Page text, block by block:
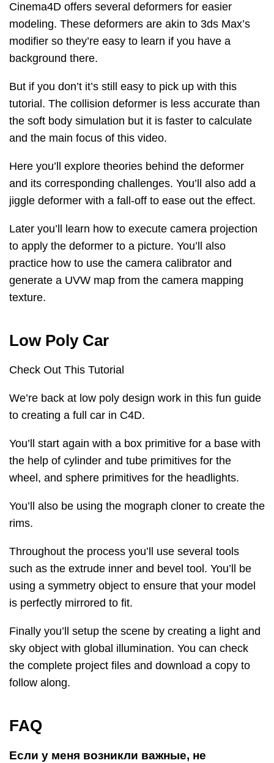
Cinema4D offers several deformers for easier
modeling. These deformers are akin to 3ds Max’s
modifier so they’re easy to learn if you have a
background there.
But if you don’t it’s still easy to pick up with this
tutorial. The collision deformer is less accurate than
the soft body simulation but it is faster to calculate
and the main focus of this video.
Here you’ll explore theories behind the deformer
and its corresponding challenges. You’ll also add a
jiggle deformer with a fall-off to ease out the effect.
Later you’ll learn how to execute camera projection
to apply the deformer to a picture. You’ll also
practice how to use the camera calibrator and
generate a UVW map from the camera mapping
texture.
Low Poly Car
Check Out This Tutorial
We’re back at low poly design work in this fun guide
to creating a full car in C4D.
You’ll start again with a box primitive for a base with
the help of cylinder and tube primitives for the
wheel, and sphere primitives for the headlights.
You’ll also be using the mograph cloner to create the
rims.
Throughout the process you’ll use several tools
such as the extrude inner and bevel tool. You’ll be
using a symmetry object to ensure that your model
is perfectly mirrored to fit.
Finally you’ll setup the scene by creating a light and
sky object with global illumination. You can check
the complete project files and download a copy to
follow along.
FAQ
Если у меня возникли важные, не